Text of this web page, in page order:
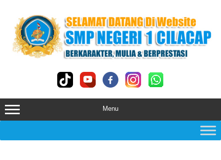
content
Menu